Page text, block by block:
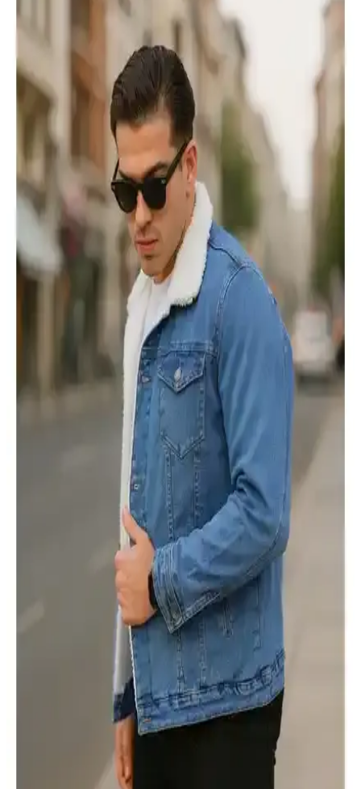
Bu makalede, kaz tüyü ve nakış detaylı erkek montlarının malzeme,
tasarım ve kullanım özellikleri detaylı şekilde karşılaştırılıyor,
kullanıcı yorumlarıyla değerlendirilerek en uygun seçenekler
sunuluyor.
AVVA Erkek Lacivert Kaz Tüyü Dolgulu Mont
İncelemesi ve Detayları
AVVA erkek lacivert kaz tüyü dolgulu mont, dayanıklı kumaşı, şık
tasarımı ve yüksek ısı yalıtımıyla kışın favorisi. Su itici özellikleri ve
detaylı yapısıyla konfor sağlar.
Altınyılz<dı>z Classics ve AVVA Erkek Montları
Karşılaştırması: Özellikler ve Kullanıcı Yorumları
İki popüler erkek mont modelini karşılaştırıyoruz. Altınyılz<dı>>z
Classics'in hafif ve şık tasarımı ile AVVA'nın kaz tüyü dolgulu, su
itici montu arasındaki farkları keşfedin.
Lufian Luc Kaz Tüyü Erkek Mont ve U.S. Polo
Assn Siyah Erkek Mont Karşılaştırması
Bu makalede, Lufian Luc Kaz Tüyü ve U.S. Polo Assn. erkek
montlarının malzeme, tasarım ve kullanıcı deneyimleri açısından
detaylı karşılaştırması yapılmaktadır.
Dewberry M8640 Erkek Mont ve Lumberjack 3W
Ml Henry Coat Karşılaştırması
Dewberry M8640 ve Lumberjack Henry Coat modellerinin
özellikleri, kullanıcı yorumları ve performans karşılaştırmasıyla en
uygun erkek montunu seçin.
Erkek Kış Montları Karşılaştırması: Şık ve Sıcak
Alternatifler Hakkında Bilgi
İki Buratti erkek montunu karşılaştırıyoruz. Dar kesim şık şişme
mont ve peluş astarlı, çıkarılabilir kapüşonlu, sıcak tutan modeller
arasındaki farkları öğrenin.
Altınyılz<dı>z Classics ve Riders By Lee Erkek Mont
Karşılaştırması: Özellikler ve Kullanıcı Yorumları
İki erkek mont modeli detaylı karşılaştırmasıyla, özellikleri, kullanıcı
yorumları ve kullanım alanlarıyla ilgili bilgiler sunuyoruz. Hangi
mont sizin için daha uygun, öğrenin.
Pobudo Koyu Mavi Kürklü Erkek Montu: Şık ve
Sıcak Tutan Modern Tasarım